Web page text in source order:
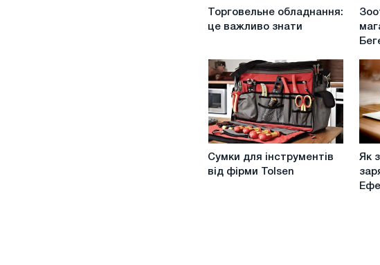
Торговельне
обладнання:
це
знати
Торговельне обладнання:
це важливо знати
Сумки
для
інструментів
Сумки для інструментів
від фірми Tolsen
Як
без
Як